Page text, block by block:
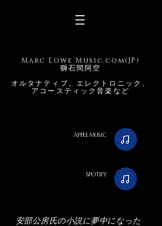
#acousticmusic #davidbowie #tokyomusician
#alternativemusic #blackstar #akikohonda
Marc Lowe Music.com(JP)
獅石間阿空
オルタナティブ、エレクトロニック、
アコースティック音楽など
Apple Music
Spotify
安部公房氏の小説に夢中になった